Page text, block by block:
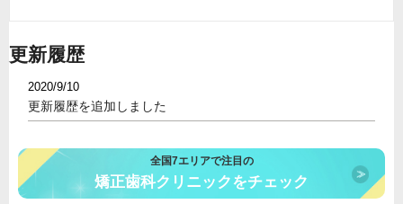
更新履歴
2020/9/10
更新履歴を追加しました
全国7エリアで注目の
矯正歯科クリニックをチェック